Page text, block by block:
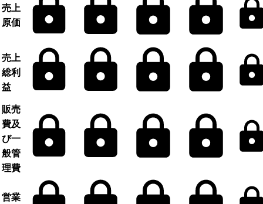
売上
原価
売上
総利
益
販売
費及
び一
般管
理費
営業